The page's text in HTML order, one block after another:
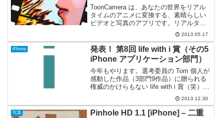
風の世界を撮影できる
ToonCamera は、あなたの世界をリアル
タイムのアニメに変換する、素晴らしい
ビデオと写真のアプリです。リアルタイ
ムのカートゥーン効果を適用したら、ビ
デオや写真を撮ることができるほか、ア
ルバム内の既存のビデオや写真を変換し
て、その場でア...
2013.05.17
iPhone
発表！ 第8回 life with i 賞（その5
iPhone アプリケーション部門）
今年もやります。選考委員の Tom 個人が
感動した作品（3部門9作品）に贈られる
権威のかけらもない life with i 賞（笑）。
候補作は、その年に最初のバージョンが
リリースされ、かつこのブログで紹介し
たことがある作品。つまりは「来年も...
2013.12.30
写真
Pinhole HD 1.1 [iPhone] – 二重